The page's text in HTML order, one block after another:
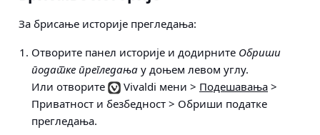
За брисање историје прегледања:
Отворите панел историје и додирните Обриши
податке прегледања у доњем левом углу.
Или отворите
Vivaldi мени > Подешавања >
Приватност и безбедност > Обриши податке
прегледања.